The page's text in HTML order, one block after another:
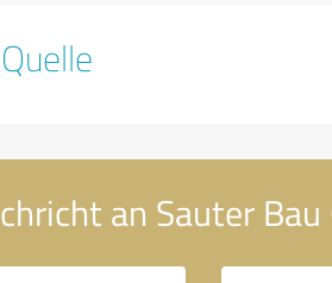
an Sauter Bau